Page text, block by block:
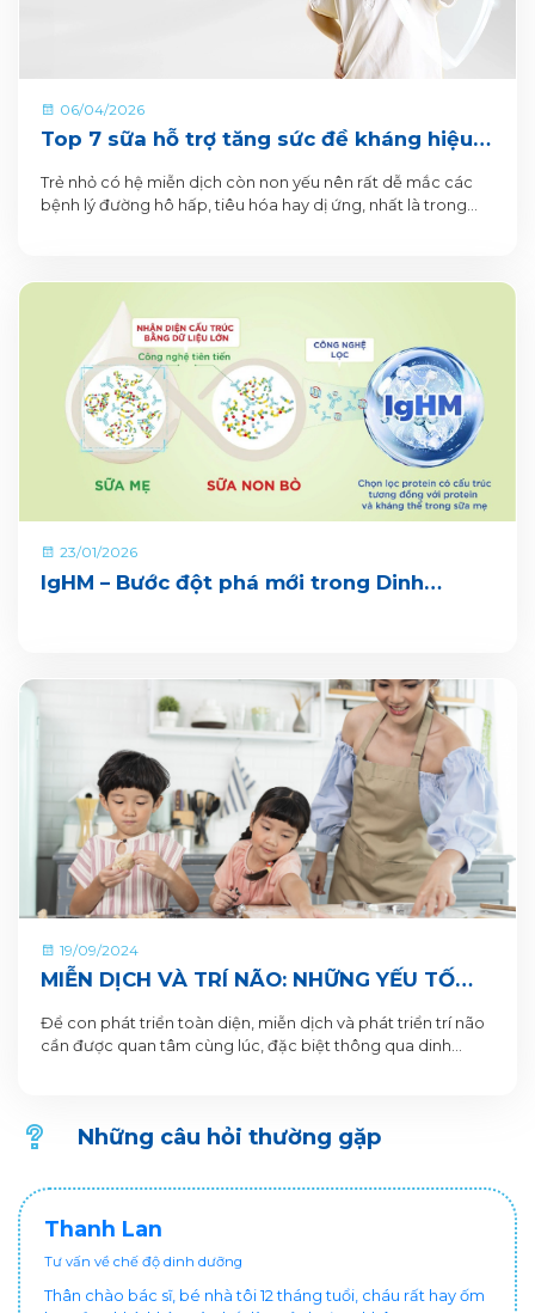
06/04/2026
Top 7 sữa hỗ trợ tăng sức đề kháng hiệu
Trẻ nhỏ có hệ miễn dịch còn non yếu nên rất dễ mắc các
bệnh lý đường hô hấp, tiêu hóa hay dị ứng, nhất là trong
23/01/2026
IgHM – Bước đột phá mới trong Dinh
19/09/2024
MIỄN DỊCH VÀ TRÍ NÃO: NHỮNG YẾU TỐ
DIỆN
Để con phát triển toàn diện, miễn dịch và phát triển trí não
cần được quan tâm cùng lúc, đặc biệt thông qua dinh
Những câu hỏi thường gặp
Thanh Lan
Tư vấn về chế độ dinh dưỡng
Thân chào bác sĩ, bé nhà tôi 12 tháng tuổi, cháu rất hay ốm